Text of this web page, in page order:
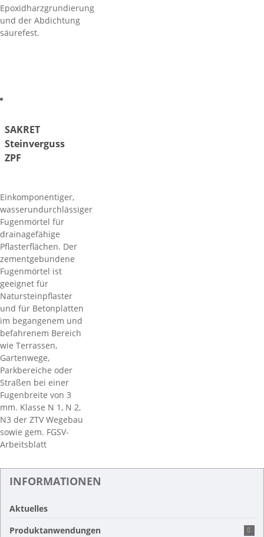
Epoxidharzgrundierung
und der Abdichtung
säurefest.
SAKRET
Steinverguss
ZPF
Einkomponentiger,
wasserundurchlässiger
Fugenmörtel für
drainagefähige
Pflasterflächen. Der
zementgebundene
Fugenmörtel ist
geeignet für
Natursteinpflaster
und für Betonplatten
im begangenem und
befahrenem Bereich
wie Terrassen,
Gartenwege,
Parkbereiche oder
Straßen bei einer
Fugenbreite von 3
mm. Klasse N 1, N 2,
N3 der ZTV Wegebau
sowie gem. FGSV-
Arbeitsblatt
INFORMATIONEN
Aktuelles
Produktanwendungen